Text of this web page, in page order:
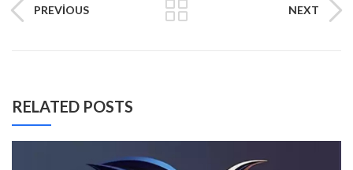
PREVIOUS NEXT
RELATED POSTS